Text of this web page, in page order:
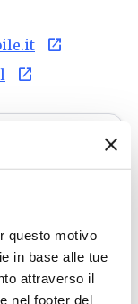
questo motivo
in base alle tue
attraverso il
nel footer del
open_in_new
open_in_new